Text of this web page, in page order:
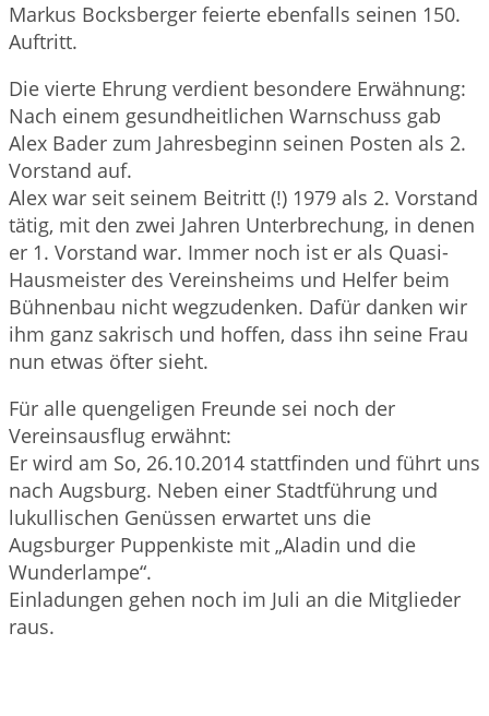
Markus Bocksberger feierte ebenfalls seinen 150.
Auftritt.
Die vierte Ehrung verdient besondere Erwähnung:
Nach einem gesundheitlichen Warnschuss gab
Alex Bader zum Jahresbeginn seinen Posten als 2.
Vorstand auf.
Alex war seit seinem Beitritt (!) 1979 als 2. Vorstand
tätig, mit den zwei Jahren Unterbrechung, in denen
er 1. Vorstand war. Immer noch ist er als Quasi-
Hausmeister des Vereinsheims und Helfer beim
Bühnenbau nicht wegzudenken. Dafür danken wir
ihm ganz sakrisch und hoffen, dass ihn seine Frau
nun etwas öfter sieht.
Für alle quengeligen Freunde sei noch der
Vereinsausflug erwähnt:
Er wird am So, 26.10.2014 stattfinden und führt uns
nach Augsburg. Neben einer Stadtführung und
lukullischen Genüssen erwartet uns die
Augsburger Puppenkiste mit „Aladin und die
Wunderlampe“.
Einladungen gehen noch im Juli an die Mitglieder
raus.